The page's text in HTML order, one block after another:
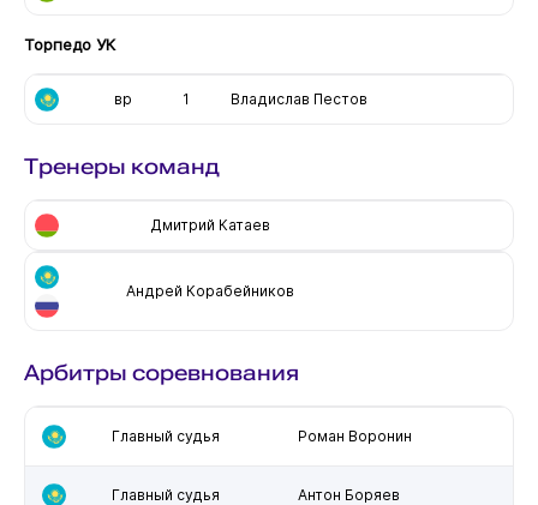
Торпедо УК
вр 1 Владислав Пестов
Тренеры команд
Дмитрий Катаев
Андрей Корабейников
Арбитры соревнования
Главный судья Роман Воронин
Главный судья Антон Боряев